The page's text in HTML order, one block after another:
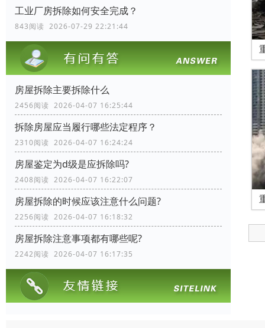
工业厂房拆除如何安全完成？
843阅读 2026-07-29 22:21:44
房屋拆除主要拆除什么
2456阅读 2026-04-07 16:25:44
拆除房屋应当履行哪些法定程序？
2310阅读 2026-04-07 16:24:24
房屋鉴定为d级是应拆除吗?
2408阅读 2026-04-07 16:22:07
房屋拆除的时候应该注意什么问题?
2256阅读 2026-04-07 16:18:32
房屋拆除注意事项都有哪些呢?
2242阅读 2026-04-07 16:17:35